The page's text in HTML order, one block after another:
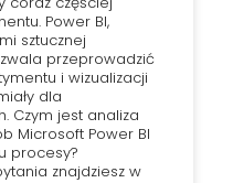
Power BI,
sztucznej
przeprowadzić
i wizualizacji
dla
Czym jest analiza
Microsoft Power BI
procesy?
znajdziesz w